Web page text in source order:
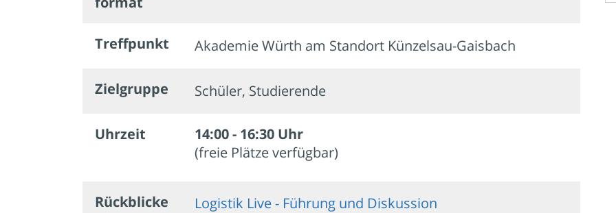
Treffpunkt Akademie Würth am Standort Künzelsau-Gaisbach
Zielgruppe Schüler, Studierende
Uhrzeit
14:00 - 16:30 Uhr
(freie Plätze verfügbar)
Rückblicke Logistik Live - Führung und Diskussion